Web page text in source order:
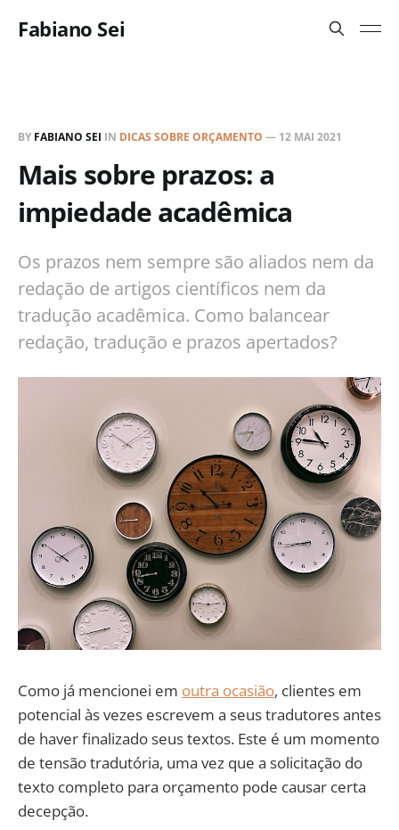
Fabiano Sei
BY FABIANO SEI IN DICAS SOBRE ORÇAMENTO — 12 MAI 2021
Mais sobre prazos: a
impiedade acadêmica
Os prazos nem sempre são aliados nem da
redação de artigos científicos nem da
tradução acadêmica. Como balancear
redação, tradução e prazos apertados?
Como já mencionei em outra ocasião, clientes em
potencial às vezes escrevem a seus tradutores antes
de haver finalizado seus textos. Este é um momento
de tensão tradutória, uma vez que a solicitação do
texto completo para orçamento pode causar certa
decepção.